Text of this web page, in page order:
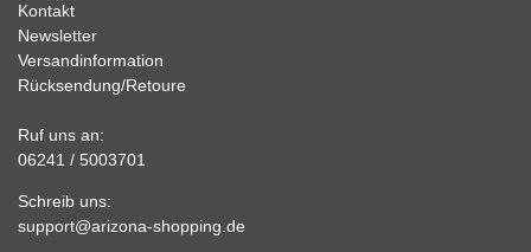
Kontakt
Newsletter
Versandinformation
Rücksendung/Retoure
Ruf uns an:
06241 / 5003701
Schreib uns:
support@arizona-shopping.de